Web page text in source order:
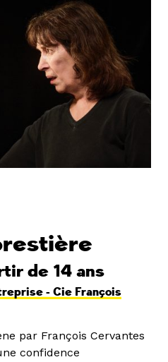
de 14 ans
- Cie François
par François Cervantes
confidence